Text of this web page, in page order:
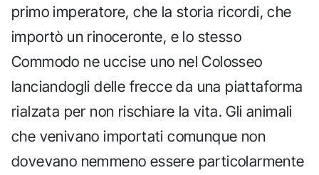
primo imperatore, che la storia ricordi, che
importò un rinoceronte, e lo stesso
Commodo ne uccise uno nel Colosseo
lanciandogli delle frecce da una piattaforma
rialzata per non rischiare la vita. Gli animali
che venivano importati comunque non
dovevano nemmeno essere particolarmente